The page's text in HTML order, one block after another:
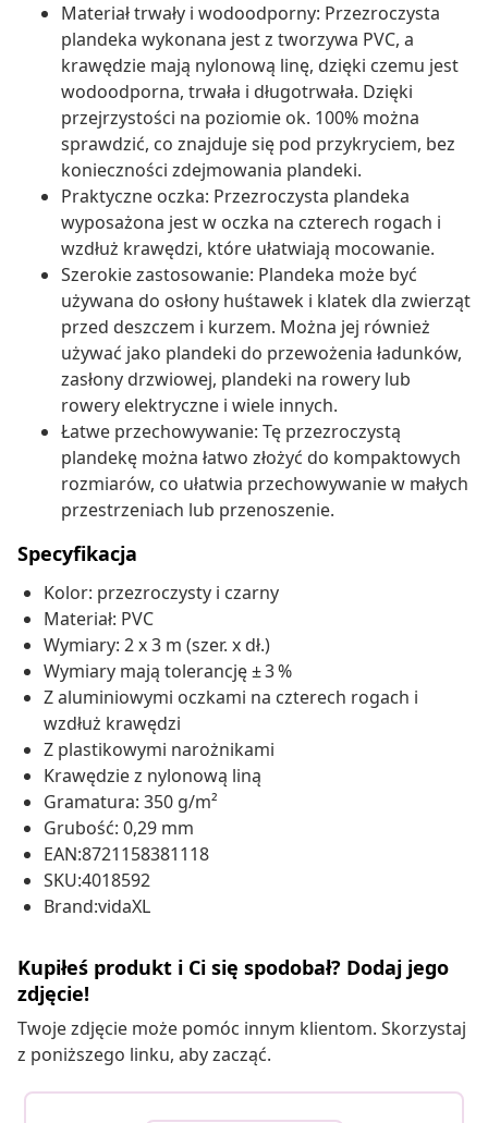
Materiał trwały i wodoodporny: Przezroczysta
plandeka wykonana jest z tworzywa PVC, a
krawędzie mają nylonową linę, dzięki czemu jest
wodoodporna, trwała i długotrwała. Dzięki
przejrzystości na poziomie ok. 100% można
sprawdzić, co znajduje się pod przykryciem, bez
konieczności zdejmowania plandeki.
Praktyczne oczka: Przezroczysta plandeka
wyposażona jest w oczka na czterech rogach i
wzdłuż krawędzi, które ułatwiają mocowanie.
Szerokie zastosowanie: Plandeka może być
używana do osłony huśtawek i klatek dla zwierząt
przed deszczem i kurzem. Można jej również
używać jako plandeki do przewożenia ładunków,
zasłony drzwiowej, plandeki na rowery lub
rowery elektryczne i wiele innych.
Łatwe przechowywanie: Tę przezroczystą
plandekę można łatwo złożyć do kompaktowych
rozmiarów, co ułatwia przechowywanie w małych
przestrzeniach lub przenoszenie.
Specyfikacja
Kolor: przezroczysty i czarny
Materiał: PVC
Wymiary: 2 x 3 m (szer. x dł.)
Wymiary mają tolerancję ± 3 %
Z aluminiowymi oczkami na czterech rogach i
wzdłuż krawędzi
Z plastikowymi narożnikami
Krawędzie z nylonową liną
Gramatura: 350 g/m²
Grubość: 0,29 mm
EAN:8721158381118
SKU:4018592
Brand:vidaXL
Kupiłeś produkt i Ci się spodobał? Dodaj jego
zdjęcie!
Twoje zdjęcie może pomóc innym klientom. Skorzystaj
z poniższego linku, aby zacząć.